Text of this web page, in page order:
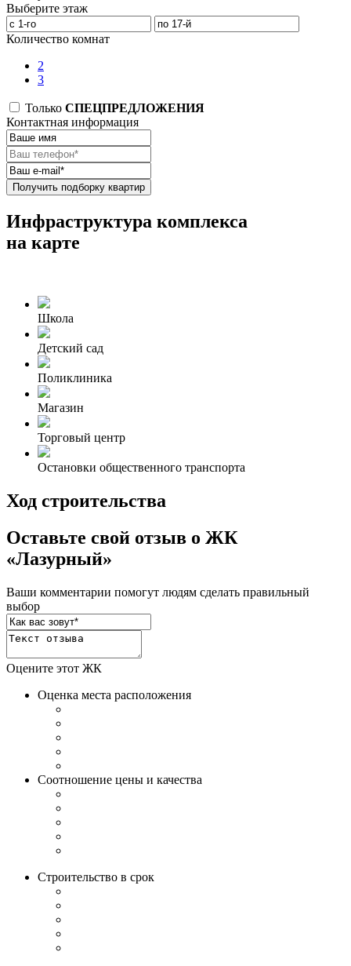
Выберите этаж
Количество комнат
2
3
Только СПЕЦПРЕДЛОЖЕНИЯ
Контактная информация
Получить подборку квартир
Инфраструктура комплекса
на карте
Школа
Детский сад
Поликлиника
Магазин
Торговый центр
Остановки общественного транспорта
Ход строительства
Оставьте свой отзыв о ЖК
«Лазурный»
Ваши комментарии помогут людям сделать правильный
выбор
Оцените этот ЖК
Оценка места расположения
Соотношение цены и качества
Строительство в срок